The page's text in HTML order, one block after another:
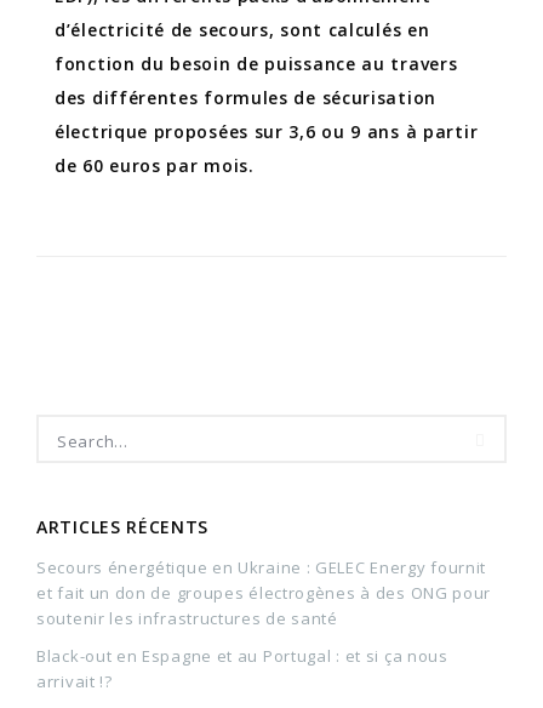
d’électricité de secours, sont calculés en
fonction du besoin de puissance au travers
des différentes formules de sécurisation
électrique proposées sur 3,6 ou 9 ans à partir
de 60 euros par mois.
ARTICLES RÉCENTS
Secours énergétique en Ukraine : GELEC Energy fournit
et fait un don de groupes électrogènes à des ONG pour
soutenir les infrastructures de santé
Black-out en Espagne et au Portugal : et si ça nous
arrivait !?